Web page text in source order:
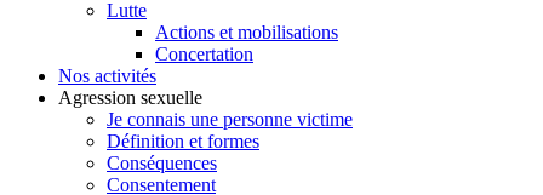
Lutte
Actions et mobilisations
Concertation
Nos activités
Agression sexuelle
Je connais une personne victime
Définition et formes
Conséquences
Consentement